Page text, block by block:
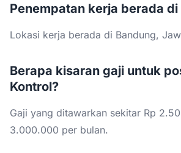
Penempatan kerja berada di
Lokasi kerja berada di Bandung,
Berapa kisaran gaji untuk
Kontrol?
Gaji yang ditawarkan sekitar Rp
3.000.000 per bulan.